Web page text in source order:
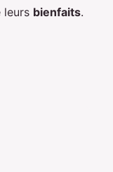
leurs bienfaits.